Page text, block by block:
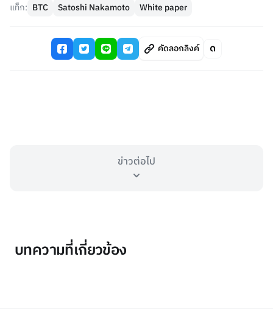
แท็ก: BTC Satoshi Nakamoto White paper
คัดลอกลิงค์
ข่าวต่อไป
บทความที่เกี่ยวข้อง